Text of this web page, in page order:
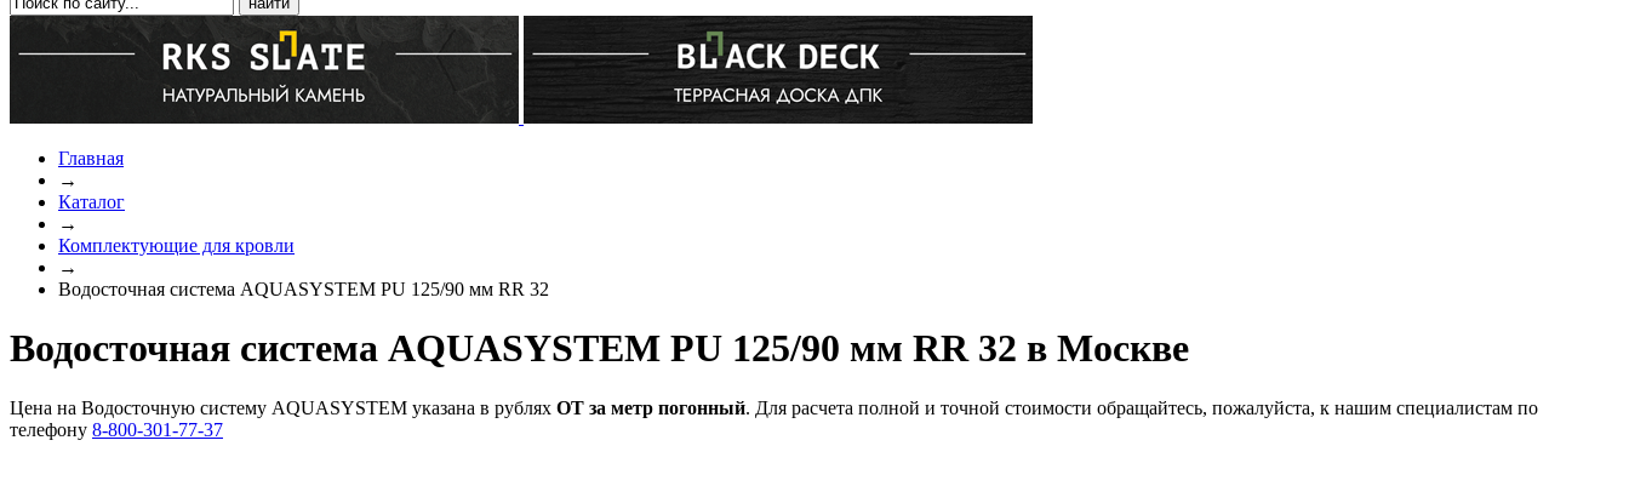
Главная
→
Каталог
→
Комплектующие для кровли
→
Водосточная система AQUASYSTEM PU 125/90 мм RR 32
Водосточная система AQUASYSTEM PU 125/90 мм RR 32 в Москве
Цена на Водосточную систему AQUASYSTEM указана в рублях ОТ за метр погонный. Для расчета полной и точной стоимости обращайтесь, пожалуйста, к нашим специалистам по
телефону 8-800-301-77-37